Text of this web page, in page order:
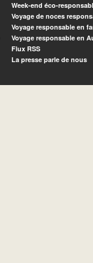
Week-end éco-
Voyage de noces
Voyage responsable en
Voyage responsable en
Flux RSS
La presse parle de nous